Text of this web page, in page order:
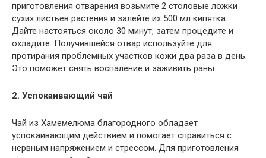
приготовления отварения возьмите 2 столовые ложки
сухих листьев растения и залейте их 500 мл кипятка.
Дайте настояться около 30 минут, затем процедите и
охладите. Получившейся отвар используйте для
протирания проблемных участков кожи два раза в день.
Это поможет снять воспаление и заживить раны.
2. Успокаивающий чай
Чай из Хамемелюма благородного обладает
успокаивающим действием и помогает справиться с
нервным напряжением и стрессом. Для приготовления